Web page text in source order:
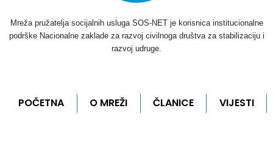
Mreža pružatelja socijalnih usluga SOS-NET je korisnica institucionalne
podrške Nacionalne zaklade za razvoj civilnoga društva za stabilizaciju i
razvoj udruge.
POČETNA O MREŽI ČLANICE VIJESTI